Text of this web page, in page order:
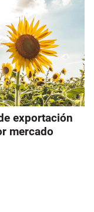
exportación
mercado